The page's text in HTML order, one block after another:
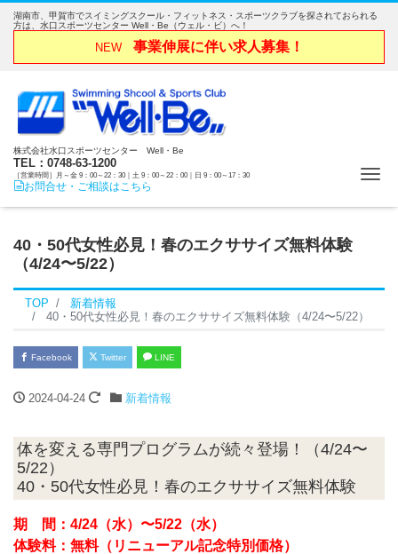
湖南市、甲賀市でスイミングスクール・フィットネス・スポーツクラブを探されておられる
方は、水口スポーツセンター Well・Be（ウェル・ビ）へ！
NEW 事業伸展に伴い求人募集！
株式会社水口スポーツセンター Well・Be
TEL：0748-63-1200
［営業時間］月～金 9：00～22：30｜土 9：00～22：00｜日 9：00～17：30
お問合せ・ご相談はこちら
40・50代女性必見！春のエクササイズ無料体験
（4/24〜5/22）
TOP
新着情報
40・50代女性必見！春のエクササイズ無料体験（4/24〜5/22）
Facebook Twitter LINE
2024-04-24 新着情報
体を変える専門プログラムが続々登場！（4/24〜
5/22）
40・50代女性必見！春のエクササイズ無料体験
期 間：4/24（水）〜5/22（水）
体験料：無料（リニューアル記念特別価格）